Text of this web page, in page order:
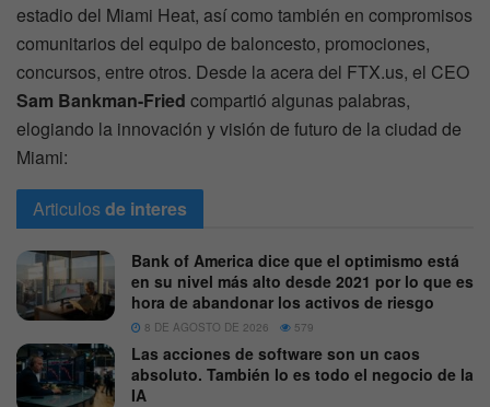
estadio del Miami Heat, así como también en compromisos
comunitarios del equipo de baloncesto, promociones,
concursos, entre otros. Desde la acera del FTX.us, el CEO
Sam Bankman-Fried compartió algunas palabras,
elogiando la innovación y visión de futuro de la ciudad de
Miami:
Articulosde interes
Bank of America dice que el optimismo está
en su nivel más alto desde 2021 por lo que es
hora de abandonar los activos de riesgo
8 DE AGOSTO DE 2026 579
Las acciones de software son un caos
absoluto. También lo es todo el negocio de la
IA